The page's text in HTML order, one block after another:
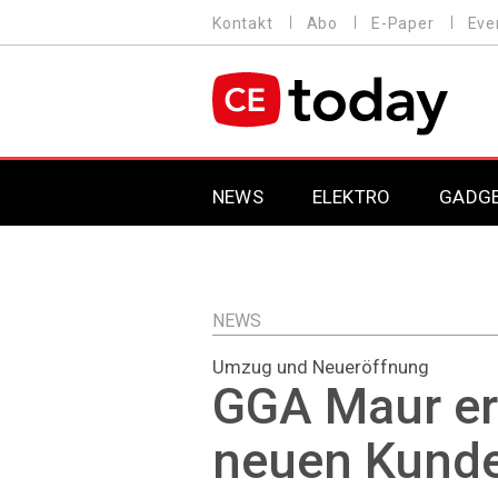
zum
MENU
Kontakt Abo E-Paper
MAIN NAVIGATION
NEWS ELEKTRO
NEWS
Umzug und Neueröffnung
GGA Maur
neuen